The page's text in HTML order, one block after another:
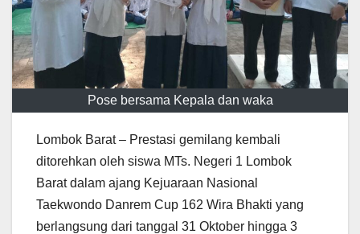
Pose bersama Kepala dan waka
Lombok Barat – Prestasi gemilang kembali
ditorehkan oleh siswa MTs. Negeri 1 Lombok
Barat dalam ajang Kejuaraan Nasional
Taekwondo Danrem Cup 162 Wira Bhakti yang
berlangsung dari tanggal 31 Oktober hingga 3